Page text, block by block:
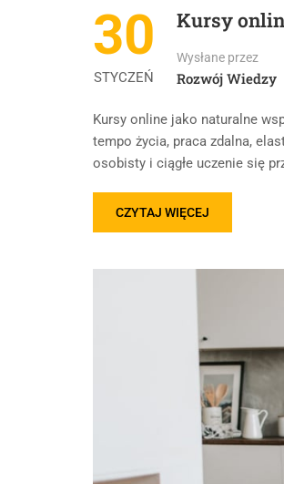
30
STYCZEŃ
Kursy
Wysłane przez
Rozwój Wiedzy
Kursy online jako naturalne
tempo życia, praca zdalna,
osobisty i ciągłe uczenie się
CZYTAJ WIĘCEJ